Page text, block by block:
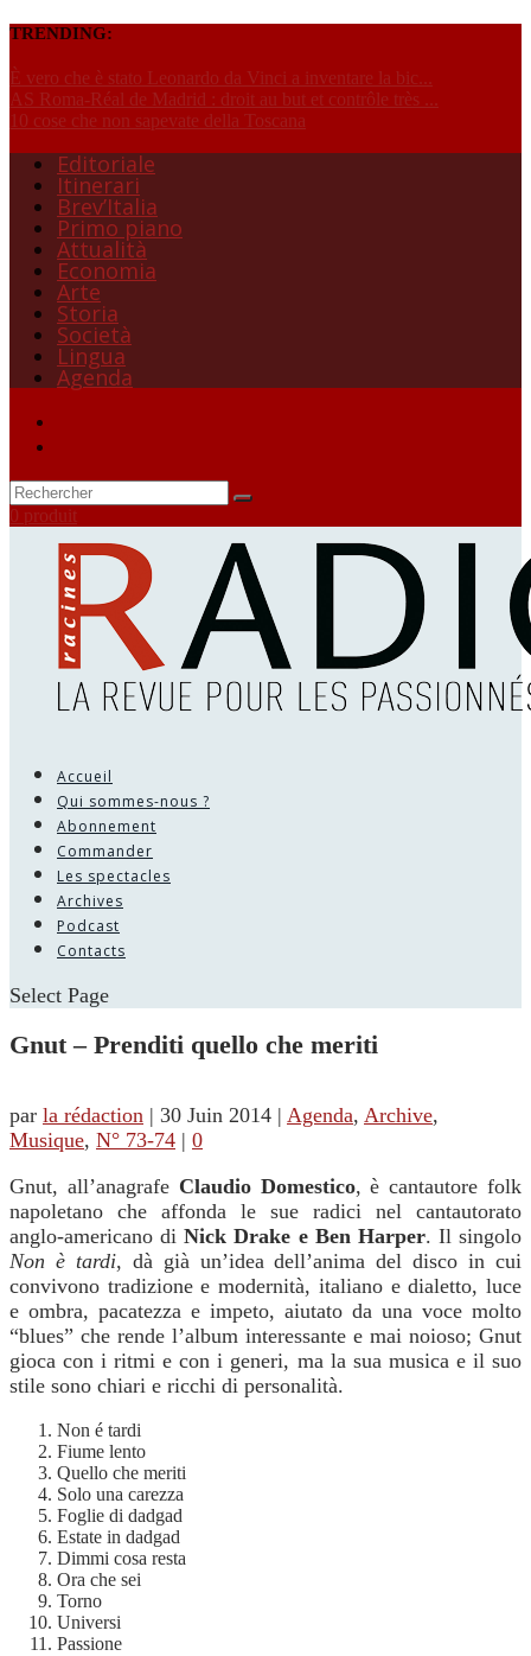
TRENDING:
È vero che è stato Leonardo da Vinci a inventare la bic...
AS Roma-Réal de Madrid : droit au but et contrôle très ...
10 cose che non sapevate della Toscana
Editoriale
Itinerari
Brev’Italia
Primo piano
Attualità
Economia
Arte
Storia
Società
Lingua
Agenda
0 produit
Accueil
Qui sommes-nous ?
Abonnement
Commander
Les spectacles
Archives
Podcast
Contacts
Select Page
Gnut – Prenditi quello che meriti
par la rédaction | 30 Juin 2014 | Agenda, Archive,
Musique, N° 73-74 | 0
Gnut, all’anagrafe Claudio Domestico, è cantautore folk
napoletano che affonda le sue radici nel cantautorato
anglo-americano diNick Drake e Ben Harper. Il singolo
Non è tardi, dà già un’idea dell’anima del disco in cui
convivono tradizione e modernità, italiano e dialetto, luce
e ombra, pacatezza e impeto, aiutato da una voce molto
“blues” che rende l’album interessante e mai noioso; Gnut
gioca con i ritmi e con i generi, ma la sua musica e il suo
stile sono chiari e ricchi di personalità.
Non é tardi
Fiume lento
Quello che meriti
Solo una carezza
Foglie di dadgad
Estate in dadgad
Dimmi cosa resta
Ora che sei
Torno
Universi
Passione